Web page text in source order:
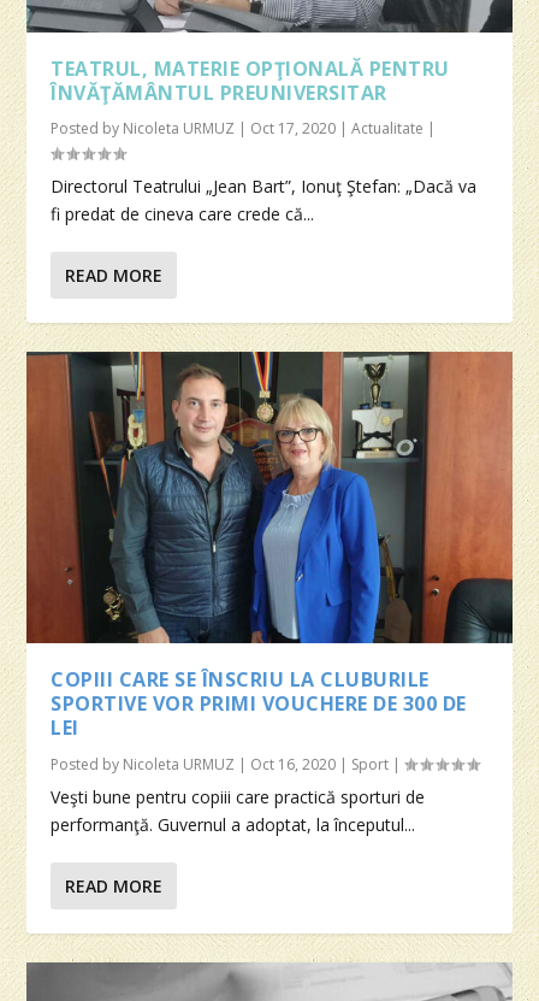
TEATRUL, MATERIE OPŢIONALĂ PENTRU
ÎNVĂŢĂMÂNTUL PREUNIVERSITAR
Posted by Nicoleta URMUZ | Oct 17, 2020 |Actualitate |
Directorul Teatrului „Jean Bart”, Ionuţ Ştefan: „Dacă va
fi predat de cineva care crede că...
READ MORE
COPIII CARE SE ÎNSCRIU LA CLUBURILE
SPORTIVE VOR PRIMI VOUCHERE DE 300 DE
LEI
Posted by Nicoleta URMUZ | Oct 16, 2020 | Sport |
Veşti bune pentru copiii care practică sporturi de
performanţă. Guvernul a adoptat, la începutul...
READ MORE